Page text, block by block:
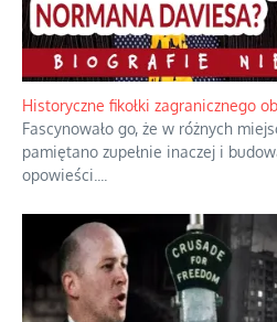
Historyczne fikołki zagranicznego
Fascynowało go, że w różnych
pamiętano zupełnie inaczej i
opowieści.